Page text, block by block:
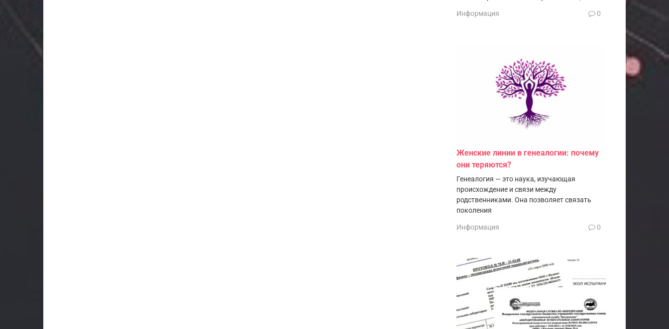
Информация 0
Женские линии в генеалогии: почему
они теряются?
Генеалогия — это наука, изучающая
происхождение и связи между
родственниками. Она позволяет связать
поколения
Информация 0